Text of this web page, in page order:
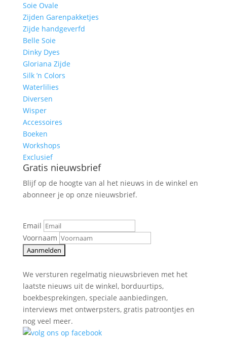
Soie Ovale
Zijden Garenpakketjes
Zijde handgeverfd
Belle Soie
Dinky Dyes
Gloriana Zijde
Silk ’n Colors
Waterlilies
Diversen
Wisper
Accessoires
Boeken
Workshops
Exclusief
Gratis nieuwsbrief
Blijf op de hoogte van al het nieuws in de winkel en
abonneer je op onze nieuwsbrief.
Email
Voornaam
We versturen regelmatig nieuwsbrieven met het
laatste nieuws uit de winkel, borduurtips,
boekbesprekingen, speciale aanbiedingen,
interviews met ontwerpsters, gratis patroontjes en
nog veel meer.